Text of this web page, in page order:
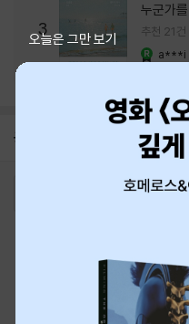
3
누군가
추천 21건
a***i
공지 8월 신용카드 무이자할부 안내
오늘은 그만 보기
최
티
eBook
예스이십사(
이용약관
개인정